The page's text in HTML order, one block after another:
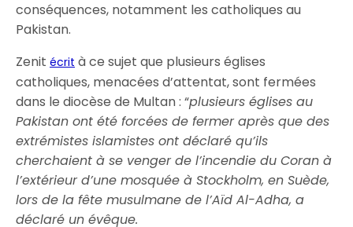
conséquences, notamment les catholiques au
Pakistan.
Zenitécrit à ce sujet que plusieurs églises
catholiques, menacées d’attentat, sont fermées
dans le diocèse de Multan : “plusieurs églises au
Pakistan ont été forcées de fermer après que des
extrémistes islamistes ont déclaré qu’ils
cherchaient à se venger de l’incendie du Coran à
l’extérieur d’une mosquée à Stockholm, en Suède,
lors de la fête musulmane de l’Aïd Al-Adha, a
déclaré un évêque.